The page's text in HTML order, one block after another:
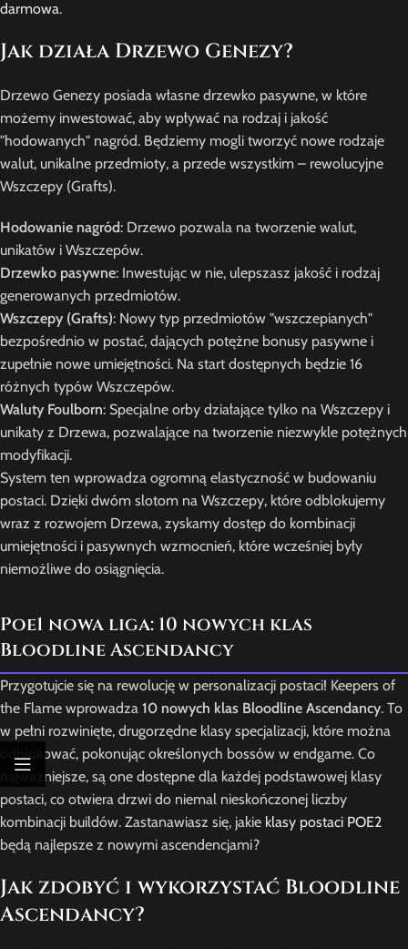
darmowa.
Jak działa Drzewo Genezy?
Drzewo Genezy posiada własne drzewko pasywne, w które
możemy inwestować, aby wpływać na rodzaj i jakość
"hodowanych" nagród. Będziemy mogli tworzyć nowe rodzaje
walut, unikalne przedmioty, a przede wszystkim – rewolucyjne
Wszczepy (Grafts).
Hodowanie nagród: Drzewo pozwala na tworzenie walut,
unikatów i Wszczepów.
Drzewko pasywne: Inwestując w nie, ulepszasz jakość i rodzaj
generowanych przedmiotów.
Wszczepy (Grafts): Nowy typ przedmiotów "wszczepianych"
bezpośrednio w postać, dających potężne bonusy pasywne i
zupełnie nowe umiejętności. Na start dostępnych będzie 16
różnych typów Wszczepów.
Waluty Foulborn: Specjalne orby działające tylko na Wszczepy i
unikaty z Drzewa, pozwalające na tworzenie niezwykle potężnych
modyfikacji.
System ten wprowadza ogromną elastyczność w budowaniu
postaci. Dzięki dwóm slotom na Wszczepy, które odblokujemy
wraz z rozwojem Drzewa, zyskamy dostęp do kombinacji
umiejętności i pasywnych wzmocnień, które wcześniej były
niemożliwe do osiągnięcia.
Poe1 nowa liga: 10 nowych klas
Bloodline Ascendancy
Przygotujcie się na rewolucję w personalizacji postaci! Keepers of
the Flame wprowadza 10 nowych klas Bloodline Ascendancy. To
w pełni rozwinięte, drugorzędne klasy specjalizacji, które można
odblokować, pokonując określonych bossów w endgame. Co
najważniejsze, są one dostępne dla każdej podstawowej klasy
postaci, co otwiera drzwi do niemal nieskończonej liczby
kombinacji buildów. Zastanawiasz się, jakie klasy postaci POE2
będą najlepsze z nowymi ascendencjami?
Jak zdobyć i wykorzystać Bloodline
Ascendancy?